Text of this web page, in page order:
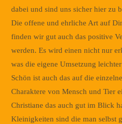
dabei und sind uns sicher hier zu
Die offene und ehrliche Art auf
finden wir gut auch das positive
werden. Es wird einen nicht nur
was die eigene Umsetzung
Schön ist auch das auf die
Charaktere von Mensch und Tier
Christiane das auch gut im Blick
Kleinigkeiten sind die man selbst